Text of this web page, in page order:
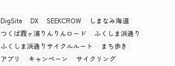
DigSite DX SEEKCROW
しまなみ海道
つくば霞ヶ浦りんりんロード
ふくしま浜通り
ふくしま浜通りサイクルルート
まち歩き
アプリ
キャンペーン
サイクリング